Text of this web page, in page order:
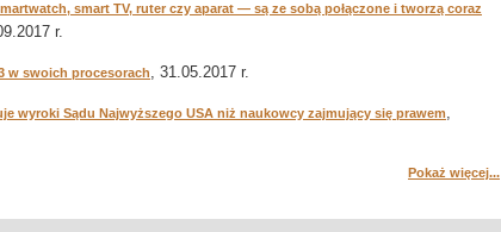
smart TV, ruter czy aparat — są ze sobą połączone i tworzą coraz
r.
w swoich procesorach, 31.05.2017 r.
wyroki Sądu Najwyższego USA niż naukowcy zajmujący się prawem,
Pokaż więcej...